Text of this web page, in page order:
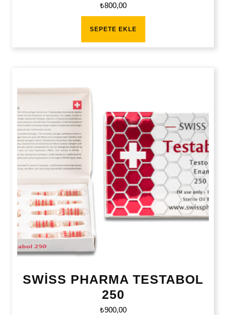
₺800,00
SEPETE EKLE
SWİSS PHARMA TESTABOL
250
₺900,00